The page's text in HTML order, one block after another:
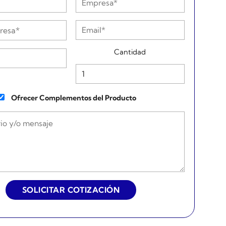
Cantidad
Ofrecer Complementos del Producto